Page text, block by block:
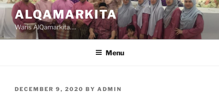
Skip
to
content
ALQAMARKITA
Waris AlQamarkita….
Menu
POSTED
DECEMBER 9, 2020 BY ADMIN